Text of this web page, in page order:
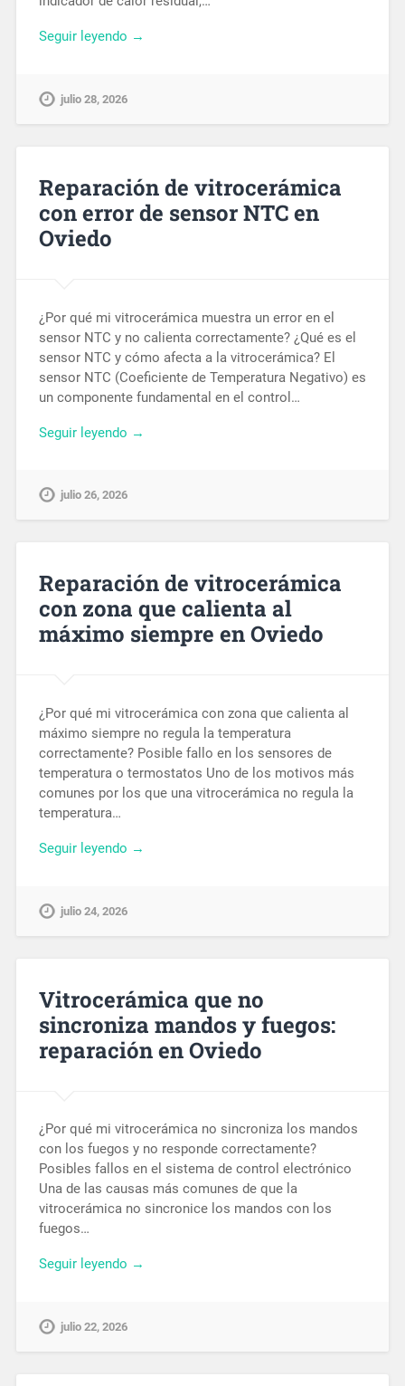
Seguir leyendo →
julio 28, 2026
Reparación de vitrocerámica
con error de sensor NTC en
Oviedo
¿Por qué mi vitrocerámica muestra un error en el
sensor NTC y no calienta correctamente? ¿Qué es el
sensor NTC y cómo afecta a la vitrocerámica? El
sensor NTC (Coeficiente de Temperatura Negativo) es
un componente fundamental en el control…
Seguir leyendo →
julio 26, 2026
Reparación de vitrocerámica
con zona que calienta al
máximo siempre en Oviedo
¿Por qué mi vitrocerámica con zona que calienta al
máximo siempre no regula la temperatura
correctamente? Posible fallo en los sensores de
temperatura o termostatos Uno de los motivos más
comunes por los que una vitrocerámica no regula la
temperatura…
Seguir leyendo →
julio 24, 2026
Vitrocerámica que no
sincroniza mandos y fuegos:
reparación en Oviedo
¿Por qué mi vitrocerámica no sincroniza los mandos
con los fuegos y no responde correctamente?
Posibles fallos en el sistema de control electrónico
Una de las causas más comunes de que la
vitrocerámica no sincronice los mandos con los
fuegos…
Seguir leyendo →
julio 22, 2026